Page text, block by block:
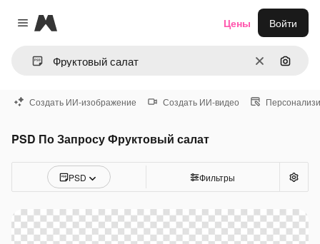
Close menu
Magnific
ОчиститьПоиск
Цены Войти
Создать ИИ-изображение Создать ИИ-видео
PSD По Запросу Фруктовый салат
PSD Фильтры